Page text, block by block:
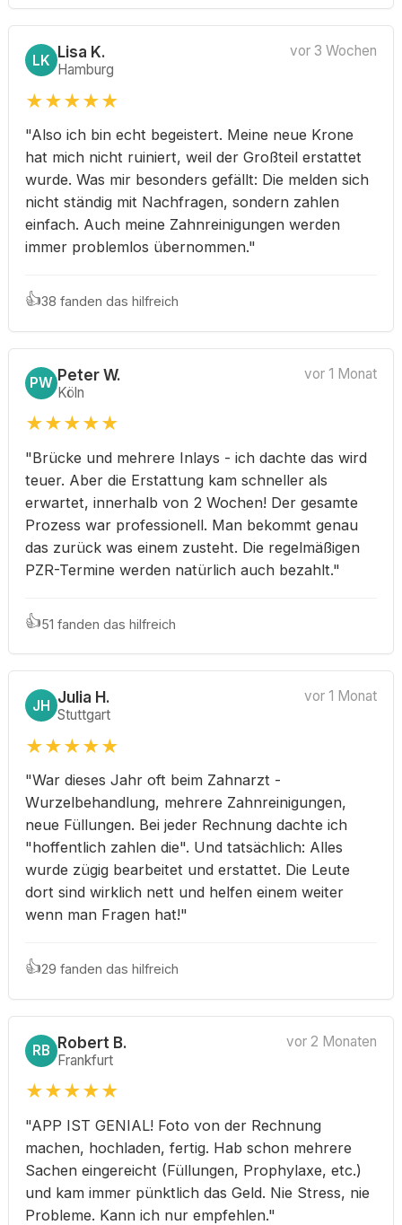
LK Lisa K.
Hamburg
vor 3 Wochen
★★★★★
"Also ich bin echt begeistert. Meine neue Krone
hat mich nicht ruiniert, weil der Großteil erstattet
wurde. Was mir besonders gefällt: Die melden sich
nicht ständig mit Nachfragen, sondern zahlen
einfach. Auch meine Zahnreinigungen werden
immer problemlos übernommen."
👍38 fanden das hilfreich
PW Peter W.
Köln
vor 1 Monat
★★★★★
"Brücke und mehrere Inlays - ich dachte das wird
teuer. Aber die Erstattung kam schneller als
erwartet, innerhalb von 2 Wochen! Der gesamte
Prozess war professionell. Man bekommt genau
das zurück was einem zusteht. Die regelmäßigen
PZR-Termine werden natürlich auch bezahlt."
👍51 fanden das hilfreich
JH Julia H.
Stuttgart
vor 1 Monat
★★★★★
"War dieses Jahr oft beim Zahnarzt -
Wurzelbehandlung, mehrere Zahnreinigungen,
neue Füllungen. Bei jeder Rechnung dachte ich
"hoffentlich zahlen die". Und tatsächlich: Alles
wurde zügig bearbeitet und erstattet. Die Leute
dort sind wirklich nett und helfen einem weiter
wenn man Fragen hat!"
👍29 fanden das hilfreich
RB Robert B.
Frankfurt
vor 2 Monaten
★★★★★
"APP IST GENIAL! Foto von der Rechnung
machen, hochladen, fertig. Hab schon mehrere
Sachen eingereicht (Füllungen, Prophylaxe, etc.)
und kam immer pünktlich das Geld. Nie Stress, nie
Probleme. Kann ich nur empfehlen."